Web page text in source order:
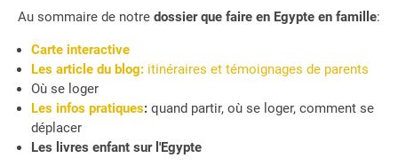
Au sommaire de notre dossier que faire en Egypte en famille:
Carte interactive
Les article du blog: itinéraires et témoignages de parents
Où se loger
Les infos pratiques: quand partir, où se loger, comment se
déplacer
Les livres enfant sur l'Egypte